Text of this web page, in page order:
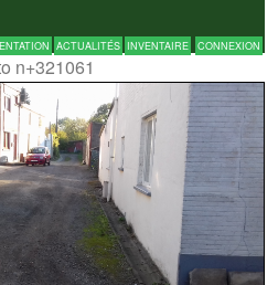
ACTUALITÉS INVENTAIRE CONNEXION
n+321061